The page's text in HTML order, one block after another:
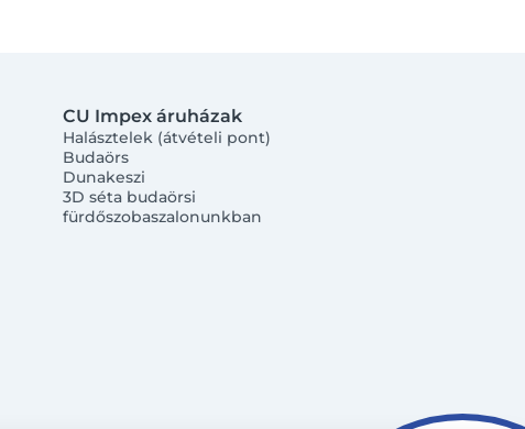
CU Impex áruházak
Halásztelek (átvételi pont)
Budaörs
Dunakeszi
3D séta budaörsi
fürdőszobaszalonunkban